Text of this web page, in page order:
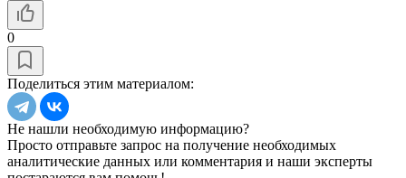
0
Поделиться этим материалом:
Не нашли необходимую информацию?
Просто отправьте запрос на получение необходимых
аналитические данных или комментария и наши эксперты